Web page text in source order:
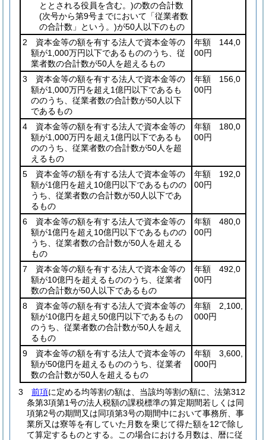
ととされる役員を含む。)の数の合計数
(次号から第9号までにおいて「従業者数
の合計数」という。)が50人以下のもの
2 資本金等の額を有する法人で資本金等の
額が1,000万円以下であるもののうち、従
業者数の合計数が50人を超えるもの
年額 144,0
00円
3 資本金等の額を有する法人で資本金等の
額が1,000万円を超え1億円以下であるも
ののうち、従業者数の合計数が50人以下
であるもの
年額 156,0
00円
4 資本金等の額を有する法人で資本金等の
額が1,000万円を超え1億円以下であるも
ののうち、従業者数の合計数が50人を超
えるもの
年額 180,0
00円
5 資本金等の額を有する法人で資本金等の
額が1億円を超え10億円以下であるものの
うち、従業者数の合計数が50人以下であ
るもの
年額 192,0
00円
6 資本金等の額を有する法人で資本金等の
額が1億円を超え10億円以下であるものの
うち、従業者数の合計数が50人を超える
もの
年額 480,0
00円
7 資本金等の額を有する法人で資本金等の
額が10億円を超えるもののうち、従業者
数の合計数が50人以下であるもの
年額 492,0
00円
8 資本金等の額を有する法人で資本金等の
額が10億円を超え50億円以下であるもの
のうち、従業者数の合計数が50人を超え
るもの
年額 2,100,
000円
9 資本金等の額を有する法人で資本金等の
額が50億円を超えるもののうち、従業者
数の合計数が50人を超えるもの
年額 3,600,
000円
3 前項に定める均等割の額は、当該均等割の額に、法第312
条第3項第1号の法人税額の課税標準の算定期間若しくは同
項第2号の期間又は同項第3号の期間中において事務所、事
業所又は寮等を有していた月数を乗じて得た額を12で除し
て算定するものとする。
この場合における月数は、暦に従